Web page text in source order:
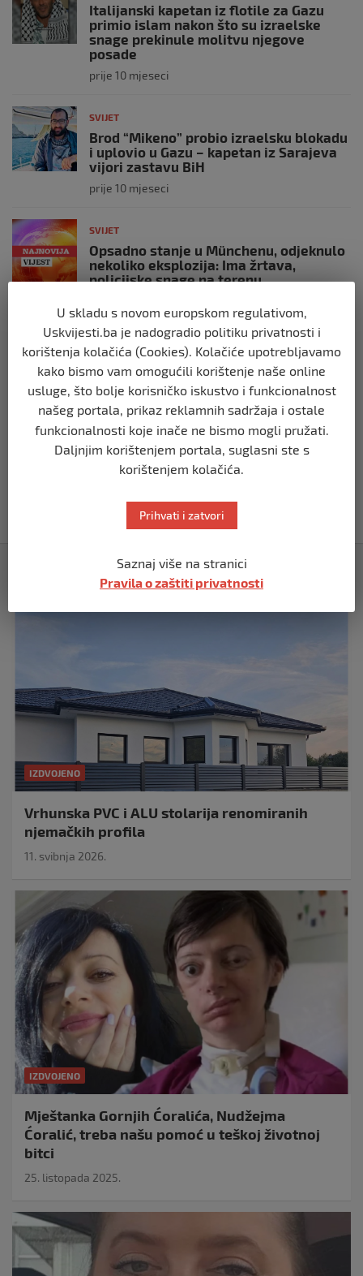
Italijanski kapetan iz flotile za Gazu
primio islam nakon što su izraelske
snage prekinule molitvu njegove
posade
prije 10 mjeseci
SVIJET
Brod “Mikeno” probio izraelsku blokadu
i uplovio u Gazu – kapetan iz Sarajeva
vijori zastavu BiH
prije 10 mjeseci
SVIJET
Opsadno stanje u Münchenu, odjeknulo
nekoliko eksplozija: Ima žrtava,
policijske snage na terenu
Putin: Spremni smo vojno uzvratiti
Zapadu
prije 11 mjeseci
Papa Lav XIV izjavio da je situacija vrlo
ozbiljna nakon izraelskog napada na
prije 11 mjeseci
IZDVOJENO
Vrhunska PVC i ALU stolarija renomiranih
njemačkih profila
11. svibnja 2026.
IZDVOJENO
Mještanka Gornjih Ćoralića, Nudžejma
Ćoralić, treba našu pomoć u teškoj životnoj
bitci
25. listopada 2025.
U skladu s novom europskom regulativom,
Uskvijesti.ba je nadogradio politiku privatnosti i
korištenja kolačića (Cookies). Kolačiće upotrebljavamo
kako bismo vam omogućili korištenje naše online
usluge, što bolje korisničko iskustvo i funkcionalnost
našeg portala, prikaz reklamnih sadržaja i ostale
funkcionalnosti koje inače ne bismo mogli pružati.
Daljnjim korištenjem portala, suglasni ste s
korištenjem kolačića.
Prihvati i zatvori
Saznaj više na stranici
Pravila o zaštiti privatnosti